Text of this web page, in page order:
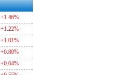
+1.46%
+1.22%
+1.01%
+0.80%
+0.64%